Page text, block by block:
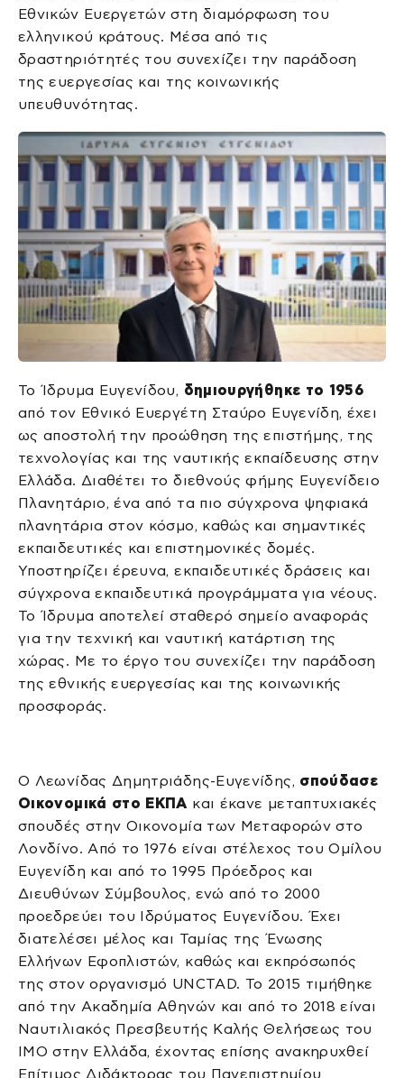
Εθνικών Ευεργετών στη διαμόρφωση του
ελληνικού κράτους. Μέσα από τις
δραστηριότητές του συνεχίζει την παράδοση
της ευεργεσίας και της κοινωνικής
υπευθυνότητας.
Το Ίδρυμα Ευγενίδου, δημιουργήθηκε το 1956
από τον Εθνικό Ευεργέτη Σταύρο Ευγενίδη, έχει
ως αποστολή την προώθηση της επιστήμης, της
τεχνολογίας και της ναυτικής εκπαίδευσης στην
Ελλάδα. Διαθέτει το διεθνούς φήμης Ευγενίδειο
Πλανητάριο, ένα από τα πιο σύγχρονα ψηφιακά
πλανητάρια στον κόσμο, καθώς και σημαντικές
εκπαιδευτικές και επιστημονικές δομές.
Υποστηρίζει έρευνα, εκπαιδευτικές δράσεις και
σύγχρονα εκπαιδευτικά προγράμματα για νέους.
Το Ίδρυμα αποτελεί σταθερό σημείο αναφοράς
για την τεχνική και ναυτική κατάρτιση της
χώρας. Με το έργο του συνεχίζει την παράδοση
της εθνικής ευεργεσίας και της κοινωνικής
προσφοράς.
Ο Λεωνίδας Δημητριάδης-Ευγενίδης, σπούδασε
Οικονομικά στο ΕΚΠΑ και έκανε μεταπτυχιακές
σπουδές στην Οικονομία των Μεταφορών στο
Λονδίνο. Από το 1976 είναι στέλεχος του Ομίλου
Ευγενίδη και από το 1995 Πρόεδρος και
Διευθύνων Σύμβουλος, ενώ από το 2000
προεδρεύει του Ιδρύματος Ευγενίδου. Έχει
διατελέσει μέλος και Ταμίας της Ένωσης
Ελλήνων Εφοπλιστών, καθώς και εκπρόσωπός
της στον οργανισμό UNCTAD. Το 2015 τιμήθηκε
από την Ακαδημία Αθηνών και από το 2018 είναι
Ναυτιλιακός Πρεσβευτής Καλής Θελήσεως του
IMO στην Ελλάδα, έχοντας επίσης ανακηρυχθεί
Επίτιμος Διδάκτορας του Πανεπιστημίου